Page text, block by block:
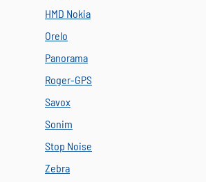
HMD Nokia
Orelo
Panorama
Roger-GPS
Savox
Sonim
Stop Noise
Zebra